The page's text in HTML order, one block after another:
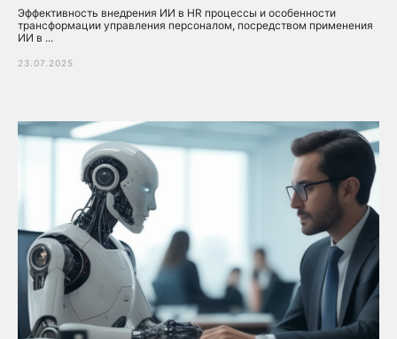
Эффективность внедрения ИИ в HR процессы и особенности
трансформации управления персоналом, посредством применения
ИИ в ...
23.07.2025